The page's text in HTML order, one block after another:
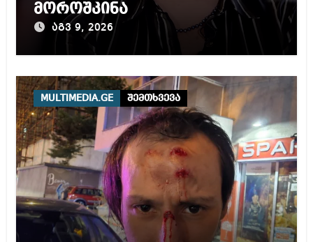
მოროშკინა
აგვ 9, 2026
MULTIMEDIA.GE შემთხვევა